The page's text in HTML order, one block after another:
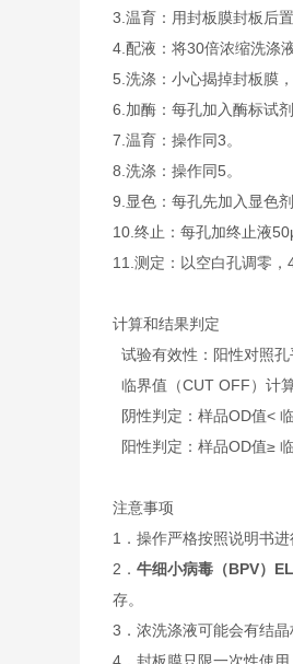
3.温育：用封板膜封板后
4.配液：将30倍浓缩洗涤
5.洗涤：小心揭掉封板膜
6.加酶：每孔加入酶标试
7.温育：操作同3。
8.洗涤：操作同5。
9.显色：每孔先加入显色
10.终止：每孔加终止液
11.测定：以空白孔调零
计算和结果判定
试验有效性：阳性对照
临界值（CUT OFF）计
阴性判定：样品OD值<
阳性判定：样品OD值≥
注意事项
1．操作严格按照说明书
2． 牛细小病毒（BPV）
存。
3．浓洗涤液可能会有结